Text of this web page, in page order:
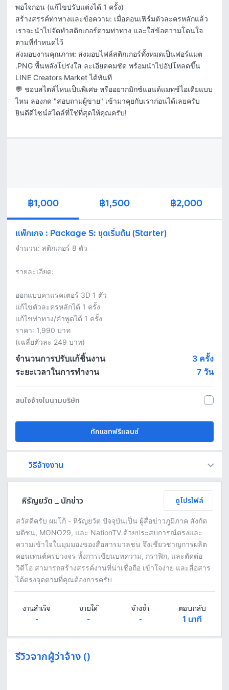
พอใจก่อน (แก้ไขปรับแต่งได้ 1 ครั้ง)
​สร้างสรรค์ท่าทางและข้อความ: เมื่อคอนเฟิร์มตัวละครหลักแล้ว
เราจะนำไปจัดทำสติกเกอร์ตามท่าทาง และใส่ข้อความโดนใจ
ตามที่กำหนดไว้
​ส่งมอบงานคุณภาพ: ส่งมอบไฟล์สติกเกอร์ทั้งหมดเป็นฟอร์แมต
.PNG พื้นหลังโปร่งใส ละเอียดคมชัด พร้อมนำไปอัปโหลดขึ้น
LINE Creators Market ได้ทันที
​💬 ชอบสไตล์ไหนเป็นพิเศษ หรืออยากมิกซ์แอนด์แมทช์ไอเดียแบบ
ไหน ลองกด "สอบถามผู้ขาย" เข้ามาคุยกับเราก่อนได้เลยครับ
ยินดีดีไซน์สไตล์ที่ใช่ที่สุดให้คุณครับ!
฿1,000 ฿1,500 ฿2,000
แพ็กเกจ : Package S: ชุดเริ่มต้น (Starter)
จำนวน: สติกเกอร์ 8 ตัว
รายละเอียด:
ออกแบบคาแรคเตอร์ 3D 1 ตัว
แก้ไขตัวละครหลักได้ 1 ครั้ง
แก้ไขท่าทาง/คำพูดได้ 1 ครั้ง
ราคา: 1,990 บาท
(เฉลี่ยตัวละ 249 บาท)
จำนวนการปรับแก้ชิ้นงาน
3 ครั้ง
ระยะเวลาในการทำงาน
7 วัน
สนใจจ้างในนามบริษัท
ทักแชทฟรีแลนซ์
วิธีจ้างงาน
หิรัญยวัต _ นักข่าว ดูโปรไฟล์
สวัสดีครับ ผมโก้ - หิรัญยวัต ปัจจุบันเป็น ผู้สื่อข่าวภูมิภาค สังกัด
มติชน, MONO29, และ NationTV ด้วยประสบการณ์ตรงและ
ความเข้าใจในมุมมองของสื่อสารมวลชน จึงเชี่ยวชาญการผลิต
คอนเทนต์ครบวงจร ทั้งการเขียนบทความ, กราฟิก, และตัดต่อ
วิดีโอ สามารถสร้างสรรค์งานที่น่าเชื่อถือ เข้าใจง่าย และสื่อสาร
ได้ตรงจุดตามที่คุณต้องการครับ
งานสำเร็จ
-
ขายได้
-
จ้างซ้ำ
-
ตอบกลับ
1 นาที
รีวิวจากผู้ว่าจ้าง ()